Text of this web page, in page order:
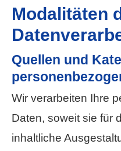
Modalitäten
Quellen und
Wir verarbeiten Ihre
Daten, soweit sie für
inhaltliche